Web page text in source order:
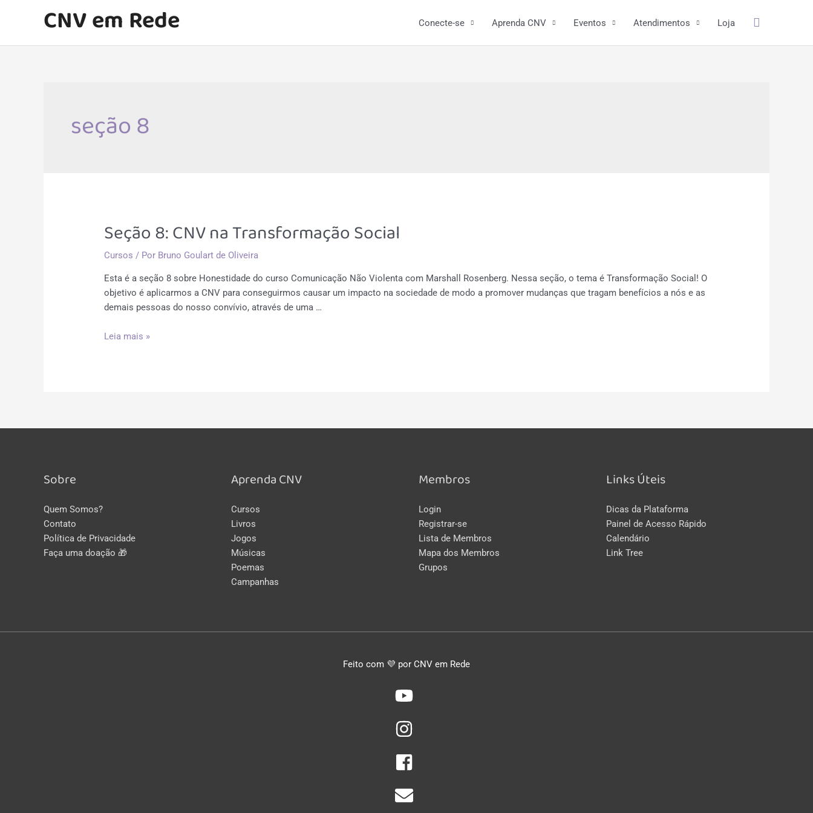
CNV em Rede Conecte-se Aprenda CNV Eventos Atendimentos Loja Pesquisar
seção 8
Seção 8: CNV na Transformação Social
Cursos / Por Bruno Goulart de Oliveira
Esta é a seção 8 sobre Honestidade do curso Comunicação Não Violenta com Marshall Rosenberg. Nessa seção, o tema é Transformação Social! O
objetivo é aplicarmos a CNV para conseguirmos causar um impacto na sociedade de modo a promover mudanças que tragam benefícios a nós e as
demais pessoas do nosso convívio, através de uma …
Seção
Leia mais »
Sobre
Quem Somos?
Contato
Política de Privacidade
Faça uma doação 🎁
Aprenda CNV
Cursos
Livros
Jogos
Músicas
Poemas
Campanhas
Membros
Login
Registrar-se
Lista de Membros
Mapa dos Membros
Grupos
Links Úteis
Dicas da Plataforma
Painel de Acesso Rápido
Calendário
Link Tree
Feito com 💜 por CNV em Rede